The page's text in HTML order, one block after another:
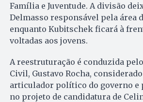
Família e Juventude. A divisão
Delmasso responsável pela área
enquanto Kubitschek ficará à
voltadas aos jovens.
A reestruturação é conduzida
Civil, Gustavo Rocha,
articulador político do governo e
no projeto de candidatura de